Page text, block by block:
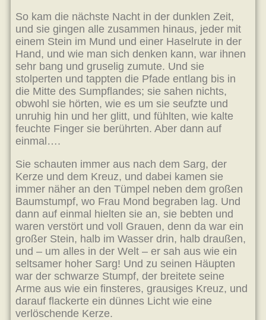
So kam die nächste Nacht in der dunklen Zeit,
und sie gingen alle zusammen hinaus, jeder mit
einem Stein im Mund und einer Haselrute in der
Hand, und wie man sich denken kann, war ihnen
sehr bang und gruselig zumute. Und sie
stolperten und tappten die Pfade entlang bis in
die Mitte des Sumpflandes; sie sahen nichts,
obwohl sie hörten, wie es um sie seufzte und
unruhig hin und her glitt, und fühlten, wie kalte
feuchte Finger sie berührten. Aber dann auf
einmal….
Sie schauten immer aus nach dem Sarg, der
Kerze und dem Kreuz, und dabei kamen sie
immer näher an den Tümpel neben dem großen
Baumstumpf, wo Frau Mond begraben lag. Und
dann auf einmal hielten sie an, sie bebten und
waren verstört und voll Grauen, denn da war ein
großer Stein, halb im Wasser drin, halb draußen,
und – um alles in der Welt – er sah aus wie ein
seltsamer hoher Sarg! Und zu seinen Häupten
war der schwarze Stumpf, der breitete seine
Arme aus wie ein finsteres, grausiges Kreuz, und
darauf flackerte ein dünnes Licht wie eine
verlöschende Kerze.